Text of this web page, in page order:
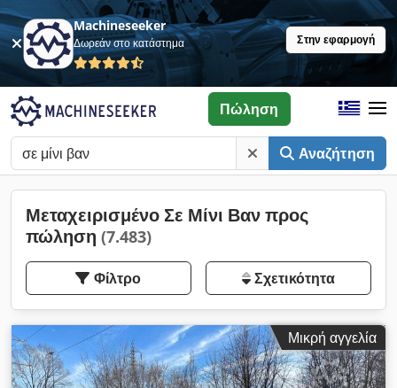
Machineseeker
Δωρεάν στο κατάστημα Στην εφαρμογή
Αναζήτηση
Πώληση
Μεταχειρισμένο Σε Μίνι Βαν προς
πώληση (7.483)
Φίλτρο Σχετικότητα
Μικρή αγγελία